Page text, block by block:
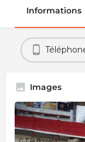
Informations
Images